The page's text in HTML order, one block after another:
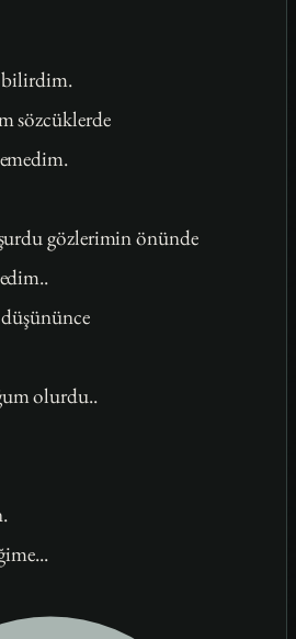
sözcüklerde
gözlerimin önünde
düşününce
olurdu..